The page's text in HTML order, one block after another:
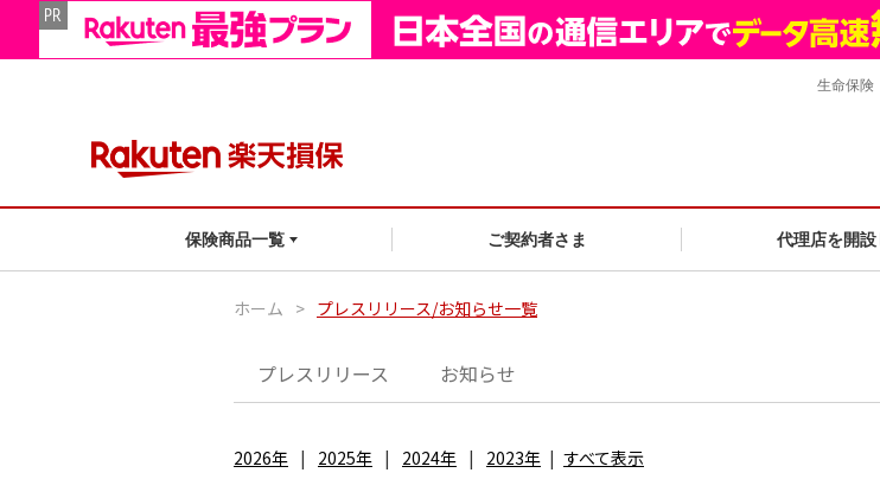
保険商品一覧 ご契約者さま 代理店を開
生命保険
ホーム > プレスリリース/お知らせ一覧
プレスリリース お知らせ
2026年 2025年 2024年 2023年 すべて表示